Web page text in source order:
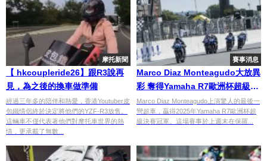
摩托新聞
【 hkcoupleride26】跟R3說再
見，為之後的換車做準備
經過三年多的陪伴和熱愛，香港Youtuber皮
包鐵情侶終於決定將他們的YZF-R3放售。
這輛車不僅代表著他們對摩托車世界的熱
情，更承載了無數...
賽事消息
Marco Diaz Monteagudo大放異
彩 奪得Yamaha R7歐洲杯超級決
賽冠軍
Marco Diaz Monteagudo上演驚人的最後一
彎超車，贏得2025年Yamaha R7歐洲杯超
級決賽冠軍。這場賽事於上週末在保羅...